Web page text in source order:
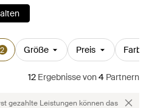
2 Größe Preis Farbe
12 Ergebnissevon4 Partnern
gezahlte Leistungen können das